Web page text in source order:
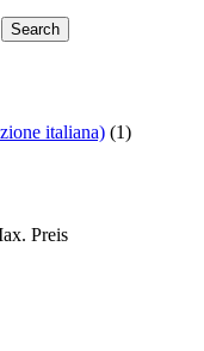
Search
italiana) (1)
Preis